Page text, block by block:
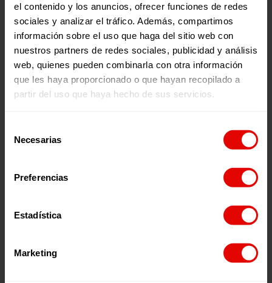
el contenido y los anuncios, ofrecer funciones de redes
sociales y analizar el tráfico. Además, compartimos
información sobre el uso que haga del sitio web con
nuestros partners de redes sociales, publicidad y análisis
web, quienes pueden combinarla con otra información
que les haya proporcionado o que hayan recopilado a
partir del uso que haya hecho de sus servicios.
Necesarias
Preferencias
Estadística
Marketing
alianza de Entreculturas y Fe y Alegría con la consultora
Accenture en torno a la propuesta
“Hacia un mundo
digital y sostenible”, que fortalece las competencias de
jóvenes en las carreras que están desarrollando para
mejorar su perfil laboral, en más de 494 centros de
formación, con unos 1500 docentes y más más de 53.000
estudiantes en los países donde está implementada.‘
Voces por una Causa’ es el podcast semanal de